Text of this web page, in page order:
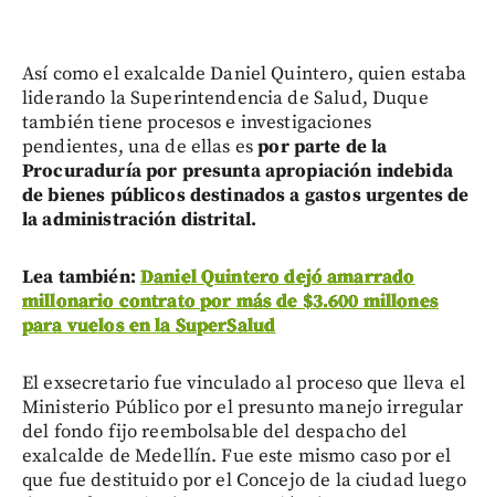
Así como el exalcalde Daniel Quintero, quien estaba
liderando la Superintendencia de Salud, Duque
también tiene procesos e investigaciones
pendientes, una de ellas espor parte de la
Procuraduría por presunta apropiación indebida
de bienes públicos destinados a gastos urgentes de
la administración distrital.
Lea también: Daniel Quintero dejó amarrado
millonario contrato por más de $3.600 millones
para vuelos en la SuperSalud
El exsecretario fue vinculado al proceso que lleva el
Ministerio Público por el presunto manejo irregular
del fondo fijo reembolsable del despacho del
exalcalde de Medellín. Fue este mismo caso por el
que fue destituido por el Concejo de la ciudad luego